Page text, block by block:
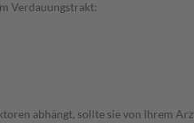
Verdauungstrakt:
abhängt, sollte sie von Ihrem